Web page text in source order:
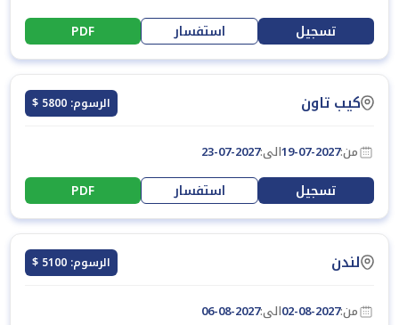
تسجيل استفسار PDF
كيب تاون الرسوم: 5800 $
من:19-07-2027الى:23-07-2027
تسجيل استفسار PDF
لندن الرسوم: 5100 $
من:02-08-2027الى:06-08-2027